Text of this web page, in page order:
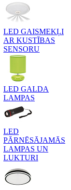
LED GAISMEKĻI
AR KUSTĪBAS
SENSORU
LED GALDA
LAMPAS
LED
PĀRNĒSĀJAMĀS
LAMPAS UN
LUKTURI